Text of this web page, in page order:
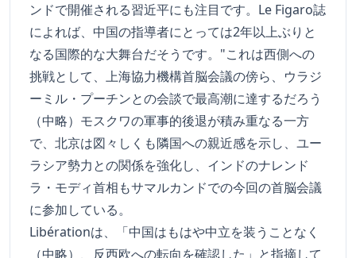
ンドで開催される習近平にも注目です。Le Figaro誌
によれば、中国の指導者にとっては2年以上ぶりと
なる国際的な大舞台だそうです。"これは西側への
挑戦として、上海協力機構首脳会議の傍ら、ウラジ
ーミル・プーチンとの会談で最高潮に達するだろう
（中略）モスクワの軍事的後退が積み重なる一方
で、北京は図々しくも隣国への親近感を示し、ユー
ラシア勢力との関係を強化し、インドのナレンド
ラ・モディ首相もサマルカンドでの今回の首脳会議
に参加している。
Libérationは、「中国はもはや中立を装うことなく
（中略）、反西欧への転向を確認した」と指摘して